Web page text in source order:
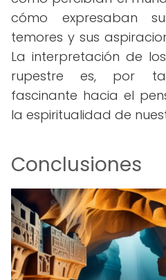
cómo expresaban
temores y sus
La interpretación de
rupestre es, por
fascinante hacia el
la espiritualidad de
Conclusiones